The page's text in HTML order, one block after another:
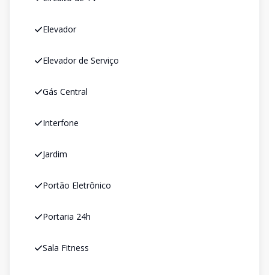
Elevador
Elevador de Serviço
Gás Central
Interfone
Jardim
Portão Eletrônico
Portaria 24h
Sala Fitness